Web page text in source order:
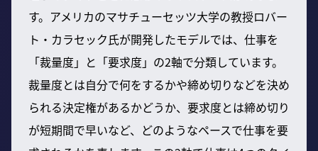
す。アメリカのマサチューセッツ大学の教授ロバー
ト・カラセック氏が開発したモデルでは、仕事を
「裁量度」と「要求度」の2軸で分類しています。
裁量度とは自分で何をするかや締め切りなどを決め
られる決定権があるかどうか、要求度とは締め切り
が短期間で早いなど、どのようなペースで仕事を要